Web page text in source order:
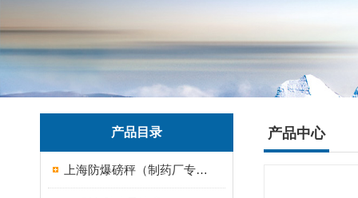
产品目录
上海防爆磅秤（制药厂专用）
产品中心